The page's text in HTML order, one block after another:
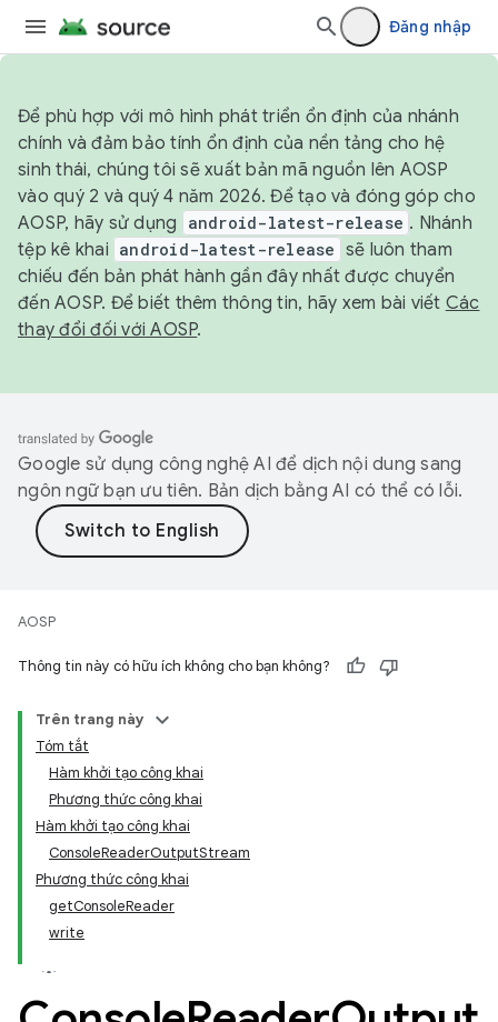
Đăng nhập
Để phù hợp với mô hình phát triển ổn định của nhánh
chính và đảm bảo tính ổn định của nền tảng cho hệ
sinh thái, chúng tôi sẽ xuất bản mã nguồn lên AOSP
vào quý 2 và quý 4 năm 2026. Để tạo và đóng góp cho
AOSP, hãy sử dụng
android-latest-release . Nhánh
tệp kê khai android-latest-release sẽ luôn tham
chiếu đến bản phát hành gần đây nhất được chuyển
đến AOSP. Để biết thêm thông tin, hãy xem bài viết Các
thay đổi đối với AOSP.
Google sử dụng công nghệ AI để dịch nội dung sang
ngôn ngữ bạn ưu tiên. Bản dịch bằng AI có thể có lỗi.
AOSP
Thông tin này có hữu ích không cho bạn không?
Trên trang này
Tóm tắt
Hàm khởi tạo công khai
Phương thức công khai
Hàm khởi tạo công khai
ConsoleReaderOutputStream
Phương thức công khai
getConsoleReader
write